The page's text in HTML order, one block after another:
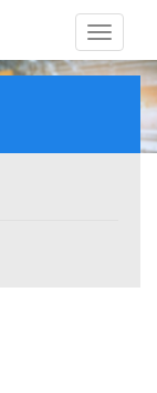
Toggle